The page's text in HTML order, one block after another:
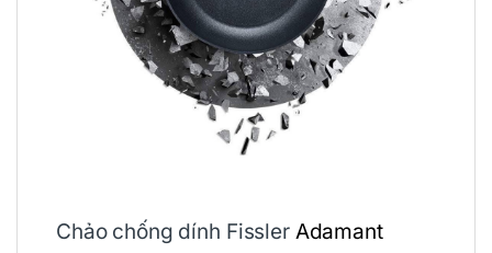
Chảo chống dính Fissler Adamant